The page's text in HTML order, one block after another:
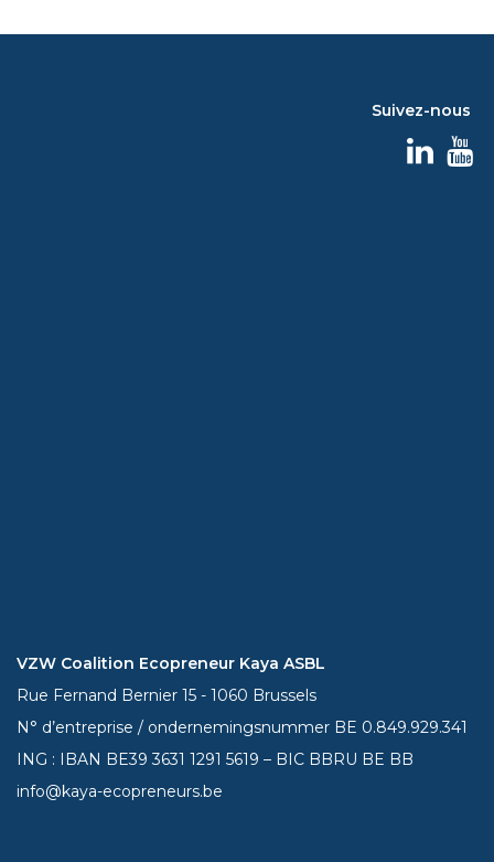
Suivez-nous
VZW Coalition Ecopreneur Kaya ASBL
Rue Fernand Bernier 15 - 1060 Brussels
N° d’entreprise / ondernemingsnummer BE 0.849.929.341
ING : IBAN BE393631 1291 5619 – BIC BBRU BE BB
info@kaya-ecopreneurs.be